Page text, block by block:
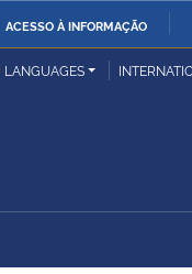
ACESSO À INFORMAÇÃO
das Relações
Geral da
LANGUAGES